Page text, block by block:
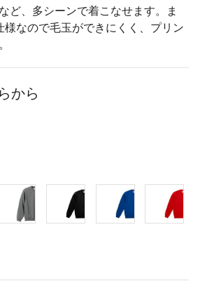
ど、多シーンで着こなせます。ま
様なので毛玉ができにくく、プリン
から